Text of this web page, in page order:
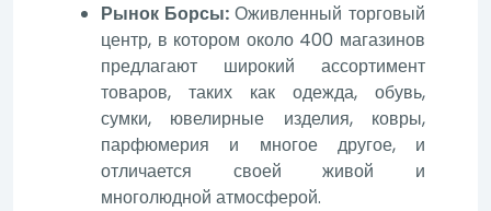
Рынок Борсы:Оживленный торговый
центр, в котором около 400 магазинов
предлагают широкий ассортимент
товаров, таких как одежда, обувь,
сумки, ювелирные изделия, ковры,
парфюмерия и многое другое, и
отличается своей живой и
многолюдной атмосферой.